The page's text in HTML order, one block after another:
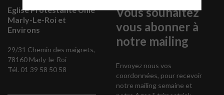
Eglise Protestante Unie
Marly-Le-Roi et
Environs
29/31 Chemin des maigrets,
78160 Marly-le-Roi
Tél. 01 39 58 50 58
Vous souhaitez
vous abonner à
notre mailing
Envoyez nous vos
coordonnées, pour recevoir
notre mailing semaine et